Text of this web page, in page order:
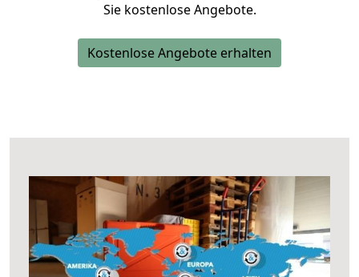
Sie kostenlose Angebote.
Kostenlose Angebote erhalten